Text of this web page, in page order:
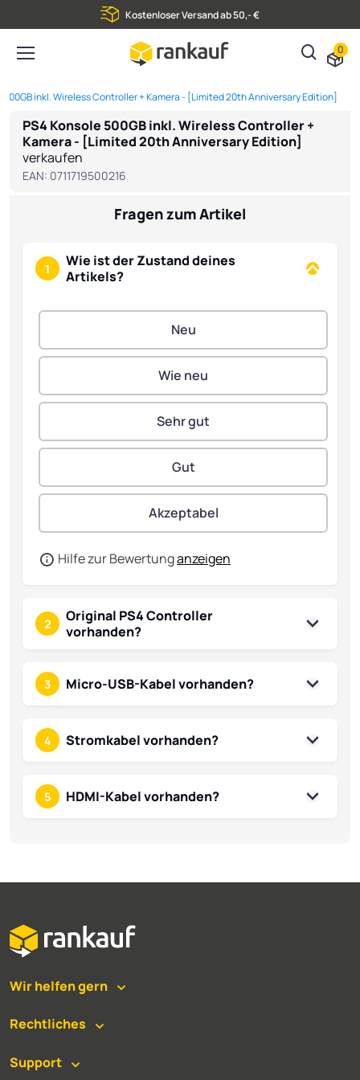
Kostenloser Versand ab 50,- €
0
500GB inkl. Wireless Controller + Kamera - [Limited 20th Anniversary Edition]
PS4 Konsole 500GB inkl. Wireless Controller +
Kamera - [Limited 20th Anniversary Edition]
verkaufen
EAN: 0711719500216
Fragen zum Artikel
1
Wie ist der Zustand deines
Artikels?
Hilfe zur Bewertunganzeigen
2
Original PS4 Controller
vorhanden?
3 Micro-USB-Kabel vorhanden?
4 Stromkabel vorhanden?
5 HDMI-Kabel vorhanden?
Wir helfen gern
Rechtliches
Support